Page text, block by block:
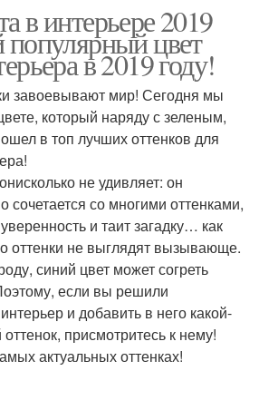
в интерьере 2019
цвет
в 2019 году!
завоевывают мир! Сегодня мы
который наряду с зеленым,
в топ лучших оттенков для
не удивляет: он
сочетается со многими оттенками,
и таит загадку… как
оттенки не выглядят вызывающе.
синий цвет может согреть
если вы решили
и добавить в него какой-
присмотритесь к нему!
актуальных оттенках!